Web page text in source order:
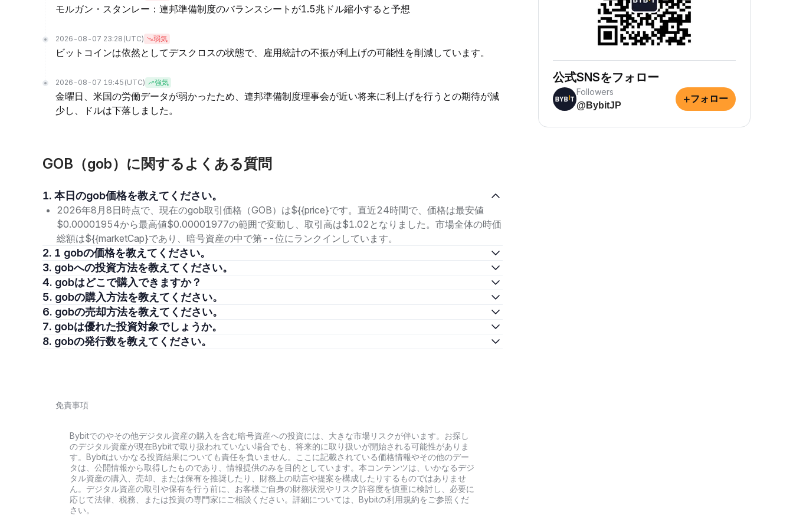
モルガン・スタンレー：連邦準備制度のバランスシートが1.5兆ドル縮小すると予想
2026-08-07 23:28 (UTC) 弱気
ビットコインは依然としてデスクロスの状態で、雇用統計の不振が利上げの可能性を削減しています。
2026-08-07 19:45 (UTC) 強気
金曜日、米国の労働データが弱かったため、連邦準備制度理事会が近い将来に利上げを行うとの期待が減
少し、ドルは下落しました。
GOB（gob）に関するよくある質問
1. 本日のgob価格を教えてください。
2026年8月8日時点で、現在のgob取引価格（GOB）は${{price}です。直近24時間で、価格は最安値
$0.00001954から最高値$0.00001977の範囲で変動し、取引高は$1.02となりました。市場全体の時価
総額は${{marketCap}であり、暗号資産の中で第--位にランクインしています。
2. 1 gobの価格を教えてください。
3. gobへの投資方法を教えてください。
4. gobはどこで購入できますか？
5. gobの購入方法を教えてください。
6. gobの売却方法を教えてください。
7. gobは優れた投資対象でしょうか。
8. gobの発行数を教えてください。
免責事項
Bybitでのやその他デジタル資産の購入を含む暗号資産への投資には、大きな市場リスクが伴います。お探し
のデジタル資産が現在Bybitで取り扱われていない場合でも、将来的に取り扱いが開始される可能性がありま
す。Bybitはいかなる投資結果についても責任を負いません。ここに記載されている価格情報やその他のデー
タは、公開情報から取得したものであり、情報提供のみを目的としています。本コンテンツは、いかなるデジ
タル資産の購入、売却、または保有を推奨したり、財務上の助言や提案を構成したりするものではありませ
ん。デジタル資産の取引や保有を行う前に、お客様ご自身の財務状況やリスク許容度を慎重に検討し、必要に
応じて法律、税務、または投資の専門家にご相談ください。詳細については、Bybitの利用規約をご参照くだ
さい。
公式SNSをフォロー
Followers
@BybitJP
+フォロー